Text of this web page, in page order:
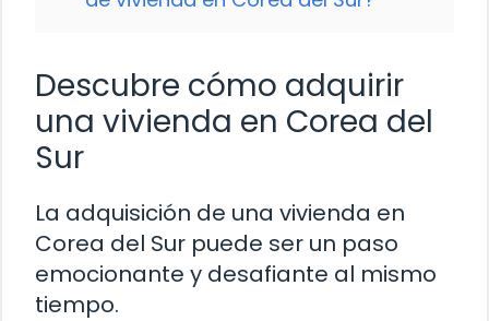
Descubre cómo adquirir
una vivienda en Corea del
Sur
La adquisición de una vivienda en
Corea del Sur puede ser un paso
emocionante y desafiante al mismo
tiempo.